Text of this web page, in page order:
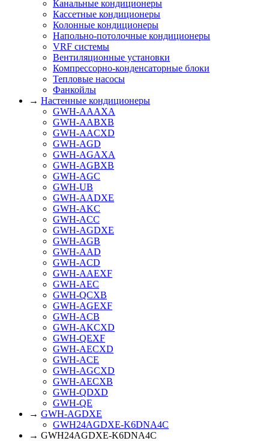
Канальные кондиционеры
Кассетные кондиционеры
Колонные кондиционеры
Напольно-потолочные кондиционеры
VRF системы
Вентиляционные установки
Компрессорно-конденсаторные блоки
Тепловые насосы
Фанкойлы
→ Настенные кондиционеры
GWH-AAAXA
GWH-AABXB
GWH-AACXD
GWH-AGD
GWH-AGAXA
GWH-AGBXB
GWH-AGC
GWH-UB
GWH-AADXE
GWH-AKC
GWH-ACC
GWH-AGDXE
GWH-AGB
GWH-AAD
GWH-ACD
GWH-AAEXF
GWH-AEC
GWH-QCXB
GWH-AGEXF
GWH-ACB
GWH-AKCXD
GWH-QEXF
GWH-AECXD
GWH-ACE
GWH-AGCXD
GWH-AECXB
GWH-QDXD
GWH-QE
→ GWH-AGDXE
GWH24AGDXE-K6DNA4C
→ GWH24AGDXE-K6DNA4C